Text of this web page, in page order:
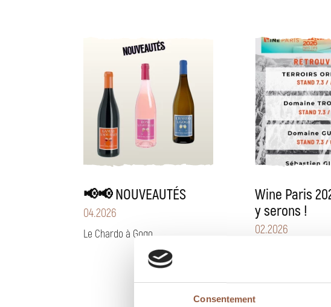
Consentement
📢📢 NOUVEAUTÉS
04.2026
Le Chardo à Gogo …
Wine Paris
y serons !
02.2026